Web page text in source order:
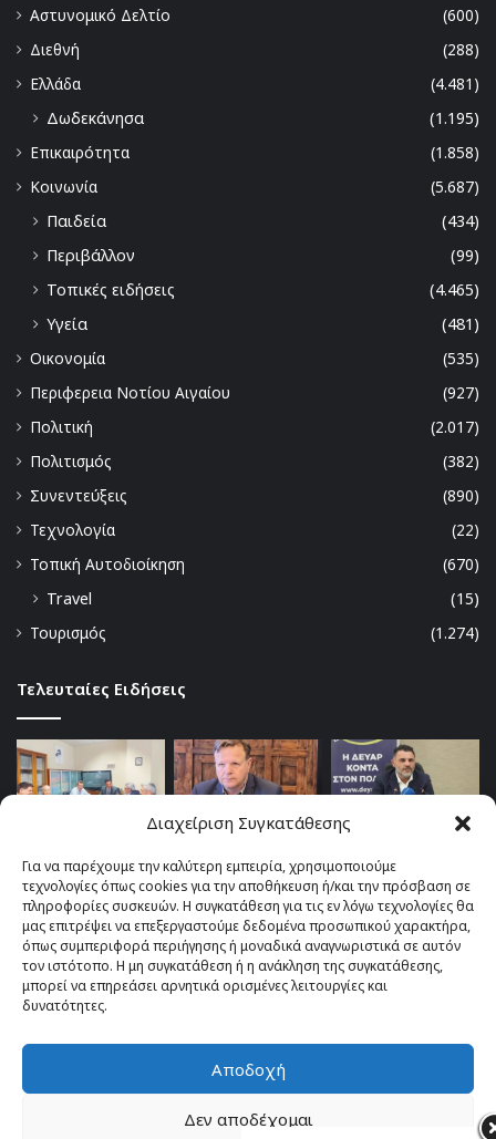
Διαχείριση Συγκατάθεσης
Για να παρέχουμε την καλύτερη εμπειρία, χρησιμοποιούμε
τεχνολογίες όπως cookies για την αποθήκευση ή/και την πρόσβαση σε
πληροφορίες συσκευών. Η συγκατάθεση για τις εν λόγω τεχνολογίες θα
μας επιτρέψει να επεξεργαστούμε δεδομένα προσωπικού χαρακτήρα,
όπως συμπεριφορά περιήγησης ή μοναδικά αναγνωριστικά σε αυτόν
τον ιστότοπο. Η μη συγκατάθεση ή η ανάκληση της συγκατάθεσης,
μπορεί να επηρεάσει αρνητικά ορισμένες λειτουργίες και
δυνατότητες.
Αποδοχή
Δεν αποδέχομαι
Αστυνομικό Δελτίο
(600)
Διεθνή
(288)
Ελλάδα
(4.481)
Δωδεκάνησα
(1.195)
Επικαιρότητα
(1.858)
Κοινωνία
(5.687)
Παιδεία
(434)
Περιβάλλον
(99)
Τοπικές ειδήσεις
(4.465)
Υγεία
(481)
Οικονομία
(535)
Περιφερεια Νοτίου Αιγαίου
(927)
Πολιτική
(2.017)
Πολιτισμός
(382)
Συνεντεύξεις
(890)
Τεχνολογία
(22)
Τοπική Αυτοδιοίκηση
(670)
Travel
(15)
Τουρισμός
(1.274)
Τελευταίες Ειδήσεις
© Copyright 2026, All Rights Reserved |TOP fm 102.4